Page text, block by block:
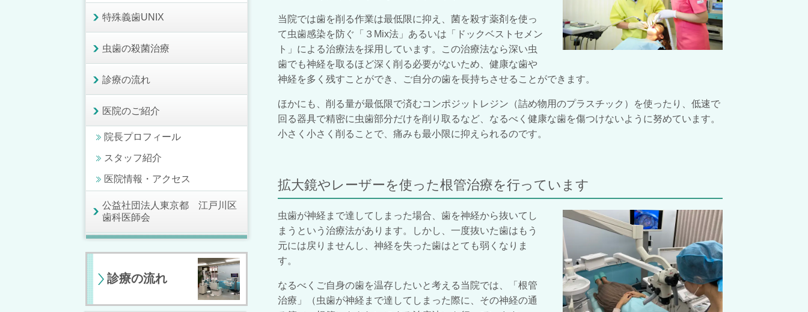
当院では歯を削る作業は最低限に抑え、菌を殺す薬剤を使っ
て虫歯感染を防ぐ「３Mix法」あるいは「ドックベストセメン
ト」による治療法を採用しています。
この治療法なら深い虫
歯でも神経を取るほど深く削る必要がないため、 健康な歯や
神経を多く残すことができ、ご自分の歯を長持ちさせることができます。
ほかにも、削る量が最低限で済むコンポジットレジン（詰め物用のプラスチック）を使ったり、低速で
回る器具で精密に虫歯部分だけを削り取るなど、なるべく健康な歯を傷つけないように努めています。
小さく小さく削ることで、痛みも最小限に抑えられるのです。
拡大鏡やレーザーを使った根管治療を行っています
虫歯が神経まで達してしまった場合、歯を神経から抜いてし
まうという治療法があります。しかし、一度抜いた歯はもう
元には戻りませんし、神経を失った歯はとても弱くなりま
す。
なるべくご自身の歯を温存したいと考える当院では、「 根管
治療」（虫歯が神経まで達してしまった際に、その神経の通
特殊義歯UNIX
虫歯の殺菌治療
診療の流れ
医院のご紹介
院長プロフィール
スタッフ紹介
医院情報・アクセス
公益社団法人東京都 江戸川区
歯科医師会
診療の流れ